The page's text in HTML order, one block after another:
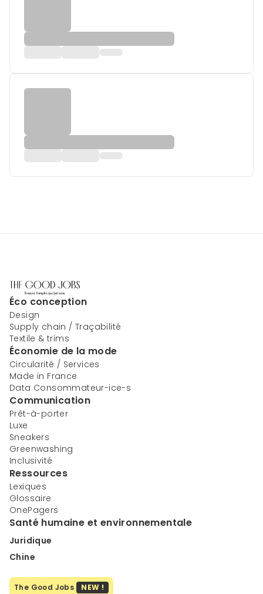
Éco conception
Design
Supply chain / Traçabilité
Textile & trims
Économie de la mode
Circularité / Services
Made in France
Data Consommateur-ice-s
Communication
Prêt-à-porter
Luxe
Sneakers
Greenwashing
Inclusivité
Ressources
Lexiques
Glossaire
OnePagers
Santé humaine et environnementale
Juridique
Chine
The Good Jobs NEW !